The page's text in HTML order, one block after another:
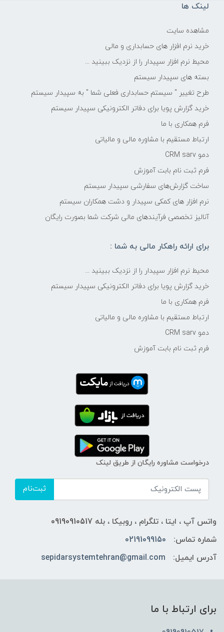
لینک ها
مشاهده سایت
خرید نرم افزار های حسابداری و مالی
محیط نرم افزار سپیدار را از نزدیک ببینید ...
بسته های سپیدار سیستم
طرح تغییر " سیستم حسابداری فعلی شما " به سپیدار سیستم
خرید گزارش پویا برای دفاتر الکترونیکی سپیدار سیستم
فرم همکاری با ما
ارتباط مستقیم با مشاوره مالی و مالیاتی
دمو CRM sarv
فرم ثبت نام بابت آموزش
ساخت گزارش‌های سفارشی سپیدار سیستم
نرم افزار های کمکی سپیدار و دشت همکاران سیستم
آنالیز تخصصی فرآیندهای مالی شرکت شما بصورت رایگان
برای ارائه راهکار مالی به شما :
محیط نرم افزار سپیدار را از نزدیک ببینید ...
خرید گزارش پویا برای دفاتر الکترونیکی سپیدار سیستم
فرم همکاری با ما
ارتباط مستقیم با مشاوره مالی و مالیاتی
دمو CRM sarv
فرم ثبت نام بابت آموزش
درخواست مشاوره رایگان از طریق لینک
ثبت‌نام
واتس آپ ، ایتا ، تلگرام ، روبیکا ، بله 09190910517
شماره تماس:
02191099150
آدرس ایمیل:
sepidarsystemtehran@gmail.com
برای ارتباط با ما